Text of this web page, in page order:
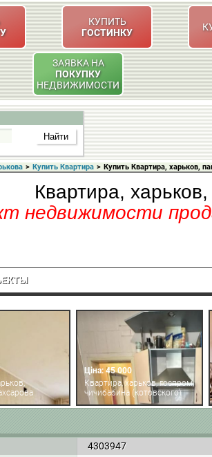
КУПИТЬ
ГОСТИНКУ
ЗАЯВКА НА
ПОКУПКУ
НЕДВИЖИМОСТИ
> Купить Квартира > Купить Квартира, харьков,
Квартира,
недвижимости
Ціна: 45 000
Квартира, харьков, госпром,
чичибабина (котовского)
4303947